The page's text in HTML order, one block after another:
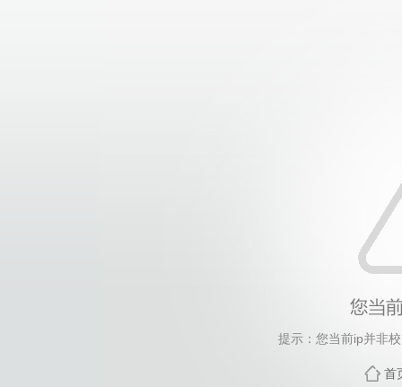
提示：您当前ip并非
首